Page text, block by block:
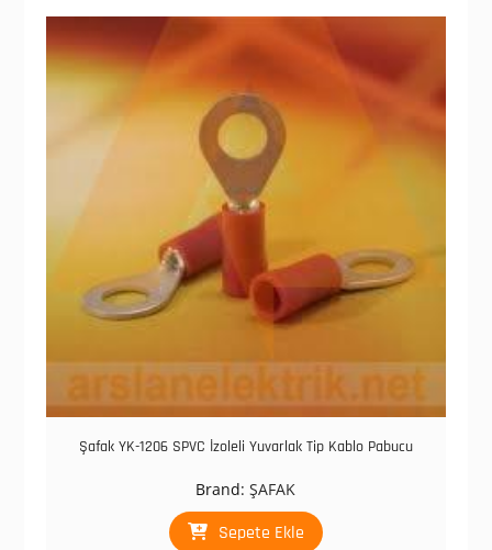
Şafak YK-1206 SPVC İzoleli Yuvarlak Tip Kablo Pabucu
Brand:ŞAFAK
Sepete Ekle